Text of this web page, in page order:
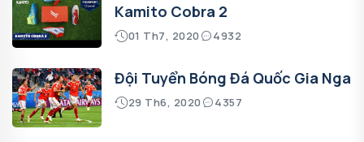
Kamito Cobra 2
01 Th7, 2020 4932
Đội Tuyển Bóng Đá Quốc Gia Nga
29 Th6, 2020 4357